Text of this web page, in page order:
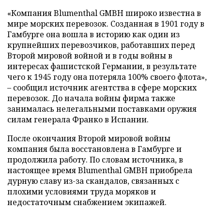
«Компания Blumenthal GMBH широко известна в
мире морских перевозок. Созданная в 1901 году в
Гамбурге она вошла в историю как один из
крупнейших перевозчиков, работавших перед
Второй мировой войной и в годы войны в
интересах фашистской Германии, в результате
чего к 1945 году она потеряла 100% своего флота»,
– сообщил источник агентства в сфере морских
перевозок. До начала войны фирма также
занималась нелегальными поставками оружия
силам генерала Франко в Испании.
После окончания Второй мировой войны
компания была восстановлена в Гамбурге и
продолжила работу. По словам источника, в
настоящее время Blumenthal GMBH приобрела
дурную славу из-за скандалов, связанных с
плохими условиями труда моряков и
недостаточным снабжением экипажей.